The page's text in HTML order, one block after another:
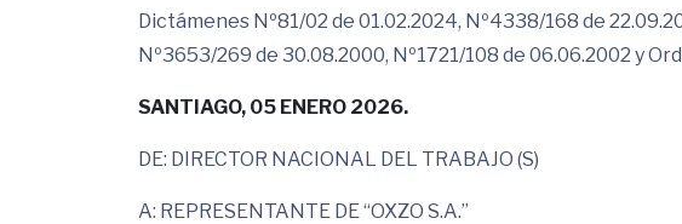
Dictámenes Nº81/02 de 01.02.2024, Nº4338/168 de
Nº3653/269 de 30.08.2000, Nº1721/108 de 06.06.2002 y
SANTIAGO, 05 ENERO 2026.
DE: DIRECTOR NACIONAL DEL TRABAJO (S)
A: REPRESENTANTE DE “OXZO S.A.”